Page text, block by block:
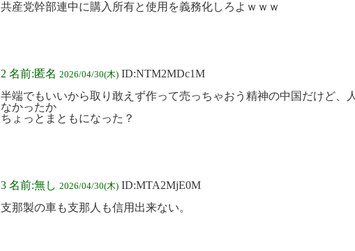
共産党幹部連中に購入所有と使用を義務化しろよｗｗｗ
2 名前:匿名 2026/04/30(木) ID:NTM2MDc1M
半端でもいいから取り敢えず作って売っちゃおう精神の中国だけど、
なかったか
ちょっとまともになった？
3 名前:無し 2026/04/30(木) ID:MTA2MjE0M
支那製の車も支那人も信用出来ない。